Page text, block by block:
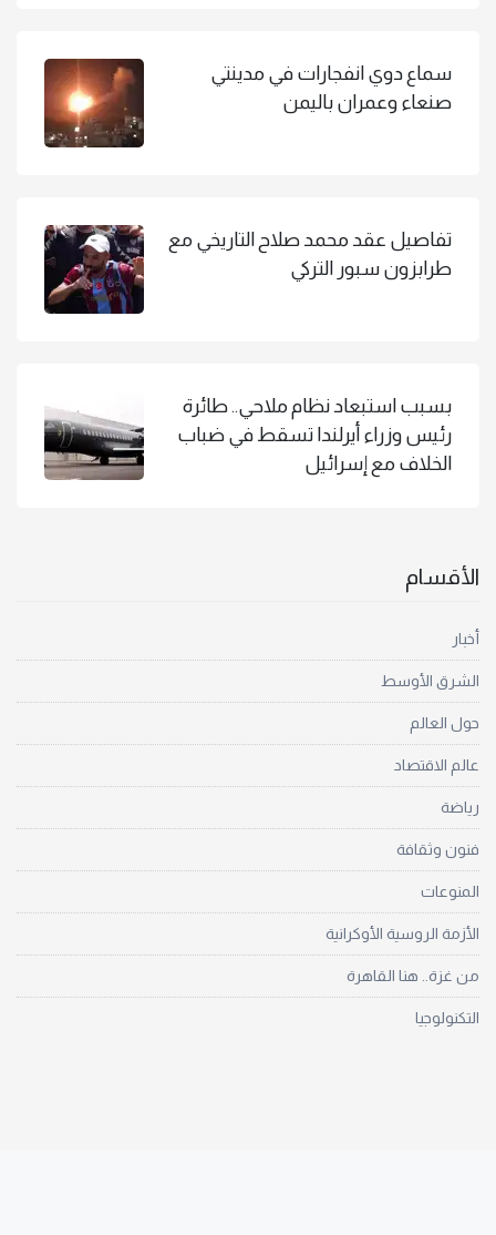
سماع دوي انفجارات في مدينتي
صنعاء وعمران باليمن
تفاصيل عقد محمد صلاح التاريخي مع
طرابزون سبور التركي
بسبب استبعاد نظام ملاحي.. طائرة
رئيس وزراء أيرلندا تسقط في ضباب
الخلاف مع إسرائيل
الأقسام
أخبار
الشرق الأوسط
حول العالم
عالم الاقتصاد
رياضة
فنون وثقافة
المنوعات
الأزمة الروسية الأوكرانية
من غزة.. هنا القاهرة
التكنولوجيا